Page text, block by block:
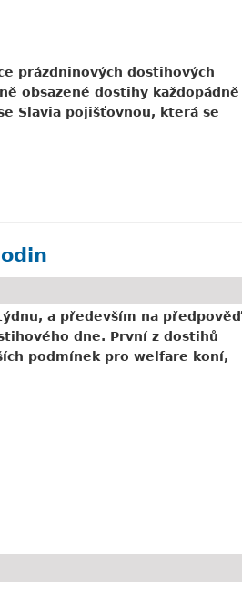
prázdninových dostihových
obsazené dostihy každopádně
Slavia pojišťovnou, která se
a především na předpověď
dne. První z dostihů
podmínek pro welfare koní,